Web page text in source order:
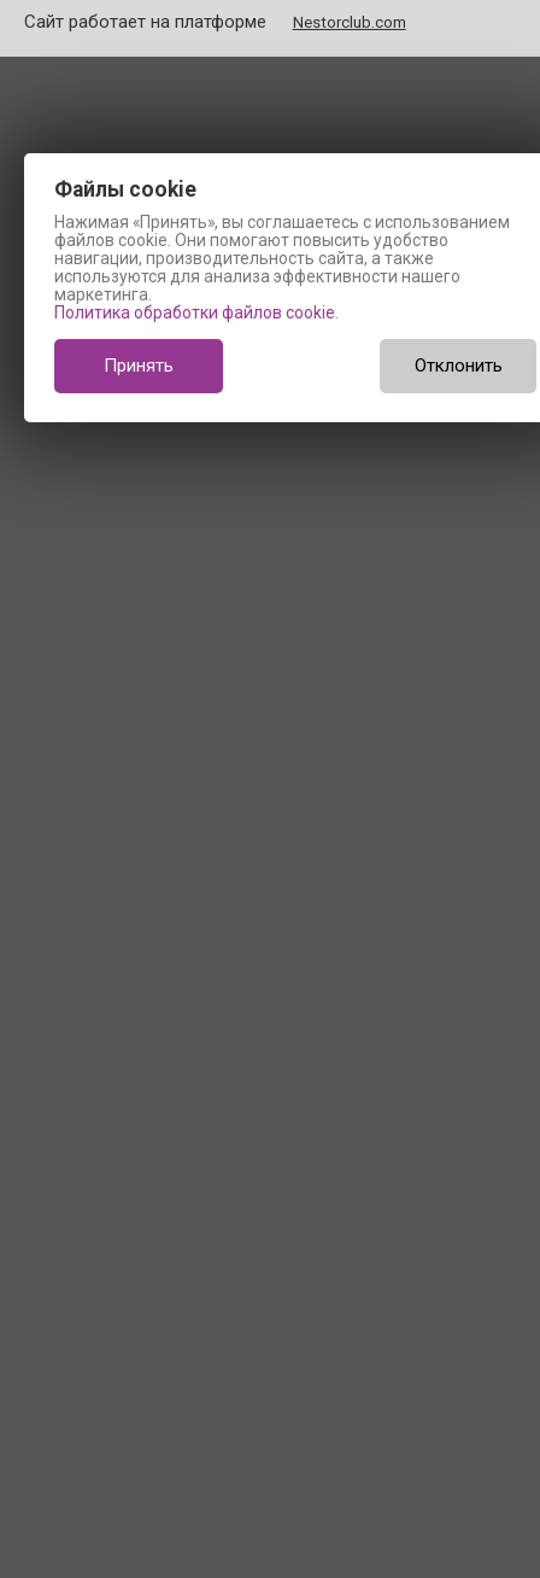
Сайт работает на платформе Nestorclub.com
Файлы cookie
Нажимая «Принять», вы соглашаетесь с использованием
файлов cookie. Они помогают повысить удобство
навигации, производительность сайта, а также
используются для анализа эффективности нашего
маркетинга.
Политика обработки файлов cookie
Принять Отклонить